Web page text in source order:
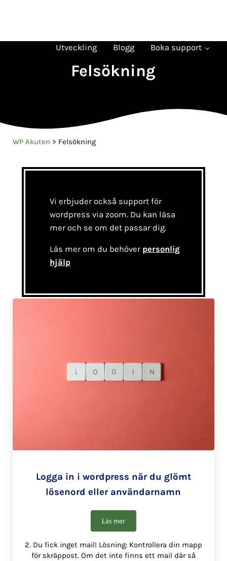
WP Akuten
Utveckling Blogg Boka support
Felsökning
WP Akuten > Felsökning
Vi erbjuder också support för
wordpress via zoom. Du kan läsa
mer och se om det passar dig.
Läs mer om du behöver personlig
hjälp
Logga in i wordpress när du glömt
lösenord eller användarnamn
Läs merLogga in i wordpress när du glömt
2. Du fick inget mail! Lösning: Kontrollera din mapp
för skräppost. Om det inte finns ett mail där så